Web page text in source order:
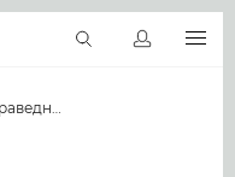
RU
Тропарь праведной Иулиании Новоторжской